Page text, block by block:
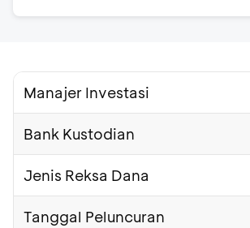
Manajer Investasi
Bank Kustodian
Jenis Reksa Dana
Tanggal Peluncuran